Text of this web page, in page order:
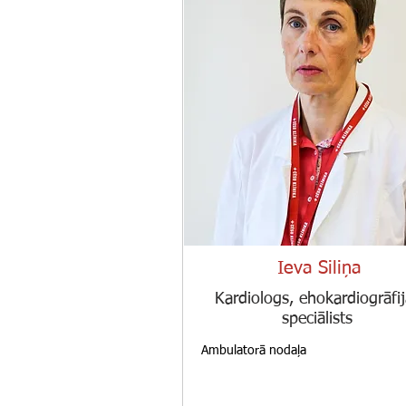
Ieva Siliņa
Kardiologs,
speciālists
Ambulatorā nodaļa